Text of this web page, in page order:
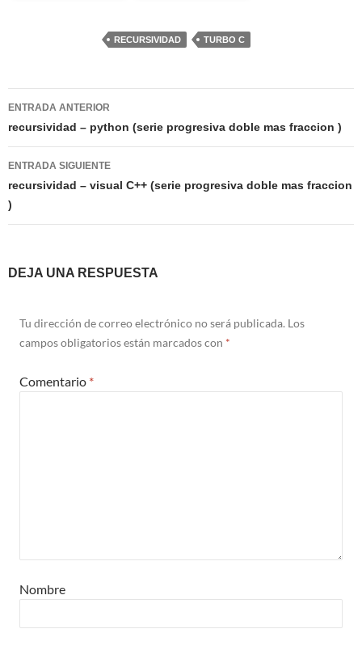
RECURSIVIDAD TURBO C
Navegación
de
entradas
ENTRADA ANTERIOR
recursividad – python (serie progresiva doble mas fraccion )
ENTRADA SIGUIENTE
recursividad – visual C++ (serie progresiva doble mas fraccion
)
DEJA UNA RESPUESTA
Tu dirección de correo electrónico no será publicada. Los
campos obligatorios están marcados con *
Comentario *
Nombre